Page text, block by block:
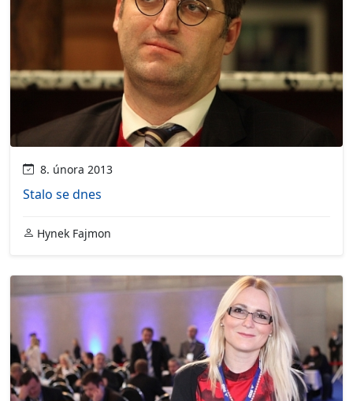
8. února 2013
Stalo se dnes
Hynek Fajmon